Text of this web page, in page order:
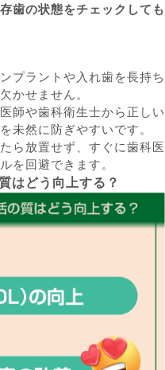
歯の状態をチェックしても
プラントや入れ歯を長持ち
かせません。
医師や歯科衛生士から正しい
未然に防ぎやすいです。
ら放置せず、すぐに歯科医
を回避できます。
はどう向上する？